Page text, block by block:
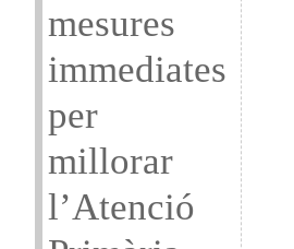
mesures
immediates
per
millorar
l’Atenció